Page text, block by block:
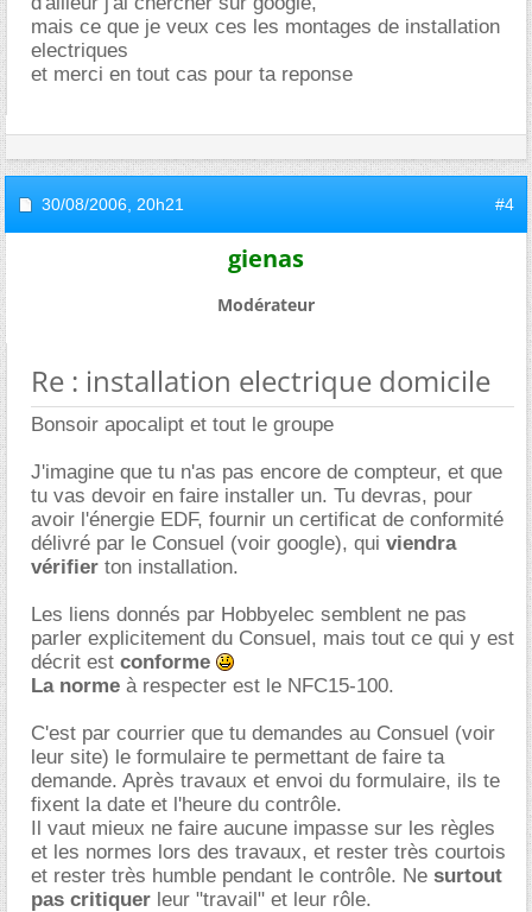
mais ce que je veux ces les montages de installation
electriques
et merci en tout cas pour ta reponse
30/08/2006, 20h21 #4
gienas
Modérateur
Re : installation electrique domicile
Bonsoir apocalipt et tout le groupe
J'imagine que tu n'as pas encore de compteur, et que
tu vas devoir en faire installer un. Tu devras, pour
avoir l'énergie EDF, fournir un certificat de conformité
délivré par le Consuel (voir google), qui viendra
vérifier ton installation.
Les liens donnés par Hobbyelec semblent ne pas
parler explicitement du Consuel, mais tout ce qui y est
décrit est conforme
La norme à respecter est le NFC15-100.
C'est par courrier que tu demandes au Consuel (voir
leur site) le formulaire te permettant de faire ta
demande. Après travaux et envoi du formulaire, ils te
fixent la date et l'heure du contrôle.
Il vaut mieux ne faire aucune impasse sur les règles
et les normes lors des travaux, et rester très courtois
et rester très humble pendant le contrôle. Ne surtout
pas critiquer leur "travail" et leur rôle.